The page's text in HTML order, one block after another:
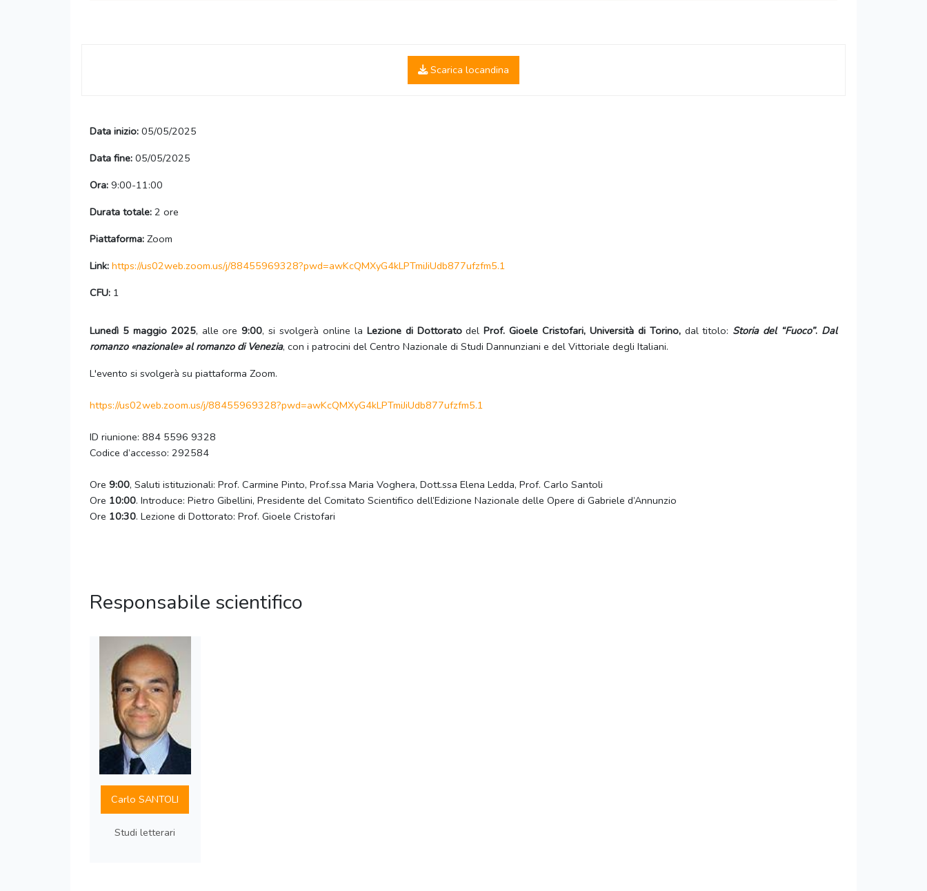
Scarica locandina
Data inizio: 05/05/2025
Data fine: 05/05/2025
Ora: 9:00-11:00
Durata totale: 2 ore
Piattaforma: Zoom
Link: https://us02web.zoom.us/j/88455969328?pwd=awKcQMXyG4kLPTmiJiUdb877ufzfm5.1
CFU: 1
Lunedì 5 maggio 2025, alle ore9:00, si svolgerà online la Lezione di Dottoratodel Prof. Gioele Cristofari, Università di Torino, dal titolo: Storia del “Fuoco”. Dal
romanzo «nazionale» al romanzo di Venezia, con i patrocini del Centro Nazionale di Studi Dannunziani e del Vittoriale degli Italiani.
L'evento si svolgerà su piattaforma Zoom.
https://us02web.zoom.us/j/88455969328?pwd=awKcQMXyG4kLPTmiJiUdb877ufzfm5.1
ID riunione: 884 5596 9328
Codice d’accesso: 292584
Ore 9:00, Saluti istituzionali: Prof. Carmine Pinto, Prof.ssa Maria Voghera, Dott.ssa Elena Ledda, Prof. Carlo Santoli
Ore 10:00. Introduce: Pietro Gibellini, Presidente del Comitato Scientifico dell’Edizione Nazionale delle Opere di Gabriele d’Annunzio
Ore 10:30. Lezione di Dottorato: Prof. Gioele Cristofari
Responsabile scientifico
Carlo SANTOLI
Studi letterari